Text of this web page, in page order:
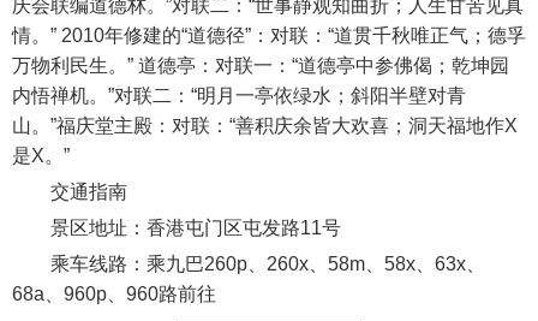
庆会联编道德林。”对联二：“世事静观知曲折；人生甘苦见真
情。” 2010年修建的“道德径”：对联：“道贯千秋唯正气；德孚
万物利民生。” 道德亭：对联一：“道德亭中参佛偈；乾坤园
内悟禅机。”对联二：“明月一亭依绿水；斜阳半壁对青
山。”福庆堂主殿：对联：“善积庆余皆大欢喜；洞天福地作X
是X。”
交通指南
景区地址：香港屯门区屯发路11号
乘车线路：乘九巴260p、260x、58m、58x、63x、
68a、960p、960路前往